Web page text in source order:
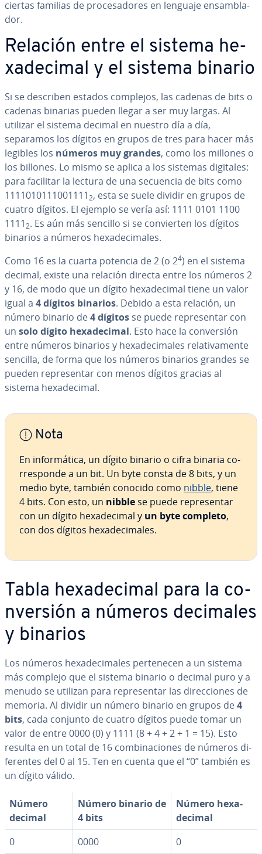
ciertas familias de pro­ce­sa­do­res en lenguaje en­sa­m­bla­
dor.
Relación entre el sistema he­
xa­de­ci­mal y el sistema binario
Si se describen estados complejos, las cadenas de bits o
cadenas binarias pueden llegar a ser muy largas. Al
utilizar el sistema decimal en nuestro día a día,
separamos los dígitos en grupos de tres para hacer más
legibles los números muy grandes, como los millones o
los billones. Lo mismo se aplica a los sistemas digitales:
para facilitar la lectura de una secuencia de bits como
11110101110011112, esta se suele dividir en grupos de
cuatro dígitos. El ejemplo se vería así: 1111 0101 1100
11112. Es aún más sencillo si se co­n­vie­r­ten los dígitos
binarios a números he­xa­de­ci­ma­les.
Como 16 es la cuarta potencia de 2 (o 24) en el sistema
decimal, existe una relación directa entre los números 2
y 16, de modo que un dígito he­xa­de­ci­mal tiene un valor
igual a 4 dígitos binarios. Debido a esta relación, un
número binario de4 dígitos se puede re­pre­se­n­tar con
un solo dígito he­xa­de­ci­mal. Esto hace la co­n­ve­r­sión
entre números binarios y he­xa­de­ci­ma­les re­la­ti­va­me­n­te
sencilla, de forma que los números binarios grandes se
pueden re­pre­se­n­tar con menos dígitos gracias al
sistema he­xa­de­ci­mal.
Nota
En in­fo­r­má­ti­ca, un dígito binario o cifra binaria co­
rre­s­po­n­de a un bit. Un byte consta de 8 bits, y un
medio byte, también conocido como nibble, tiene
4 bits. Con esto, un nibblese puede re­pre­se­n­tar
con un dígito he­xa­de­ci­mal y un byte completo,
con dos dígitos he­xa­de­ci­ma­les.
Tabla he­xa­de­ci­mal para la co­
n­ve­r­sión a números decimales
y binarios
Los números he­xa­de­ci­ma­les pe­r­te­ne­cen a un sistema
más complejo que el sistema binario o decimal puro y a
menudo se utilizan para re­pre­se­n­tar las di­re­c­cio­nes de
memoria. Al dividir un número binario en grupos de4
bits, cada conjunto de cuatro dígitos puede tomar un
valor de entre 0000 (0) y 1111 (8 + 4 + 2 + 1 = 15). Esto
resulta en un total de 16 co­m­bi­na­cio­nes de números di­
fe­re­n­tes del 0 al 15. Ten en cuenta que el “0” también es
un dígito válido.
Número
decimal
Número binario de
4 bits
Número he­xa­
de­ci­mal
0
0000
0